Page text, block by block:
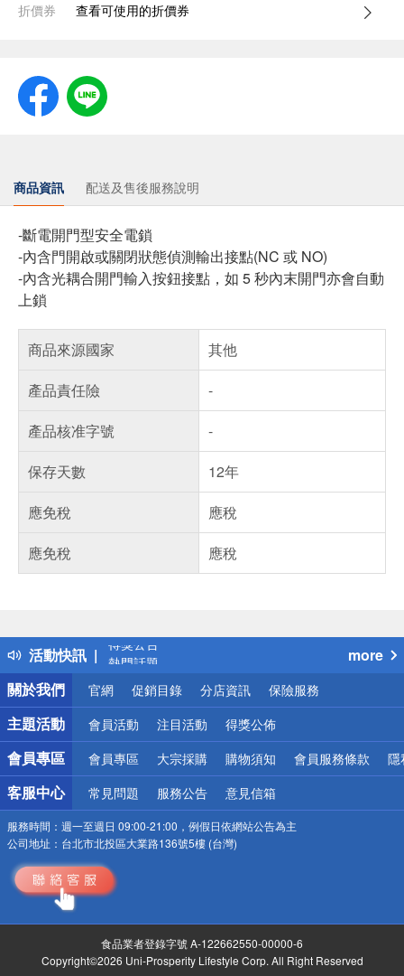
折價券 查看可使用的折價券
商品資訊 配送及售後服務說明
-斷電開門型安全電鎖
-內含門開啟或關閉狀態偵測輸出接點(NC 或 NO)
-內含光耦合開門輸入按鈕接點，如 5 秒內末開門亦會自動
上鎖
商品來源國家
其他
產品責任險
-
產品核准字號
-
保存天數
12年
應免稅
應稅
應免稅
應稅
活動快訊
得獎公告
熱門話題
銀行優惠
偏遠地區配送
詐騙網頁！請小心！
more
關於我們
官網 促銷目錄 分店資訊 保險服務
主題活動 會員活動 注目活動 得獎公佈
會員專區 會員專區 大宗採購 購物須知 會員服務條款 隱
客服中心 常見問題 服務公告 意見信箱
服務時間： 週一至週日 09:00-21:00，例假日依網站公告為主
公司地址： 台北市北投區大業路136號5樓 (台灣)
食品業者登錄字號 A-122662550-00000-6
Copyright©2026 Uni-Prosperity Lifestyle Corp. All Right Reserved